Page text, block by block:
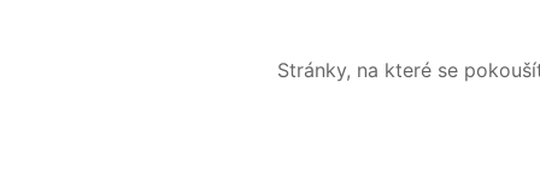
Stránky, na které se